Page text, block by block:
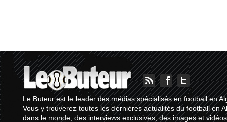
Le Buteur est le leader des médias spécialisés en football en
Vous y trouverez toutes les dernières actualités du football en
dans le monde, des interviews exclusives, des images et